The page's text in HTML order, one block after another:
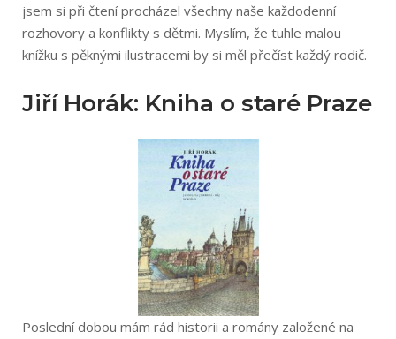
jsem si při čtení procházel všechny naše každodenní
rozhovory a konflikty s dětmi. Myslím, že tuhle malou
knížku s pěknými ilustracemi by si měl přečíst každý rodič.
Jiří Horák: Kniha o staré Praze
Poslední dobou mám rád historii a romány založené na